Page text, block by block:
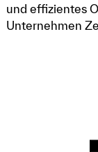
und effizientes
Unternehmen